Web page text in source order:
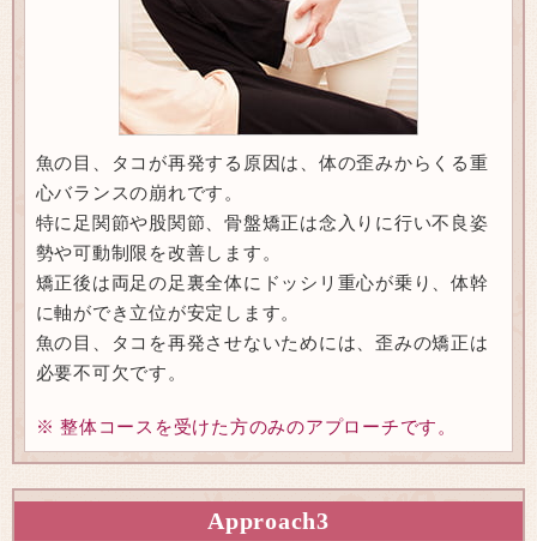
魚の目、タコが再発する原因は、体の歪みからくる重
心バランスの崩れです。
特に足関節や股関節、骨盤矯正は念入りに行い不良姿
勢や可動制限を改善します。
矯正後は両足の足裏全体にドッシリ重心が乗り、体幹
に軸ができ立位が安定します。
魚の目、タコを再発させないためには、歪みの矯正は
必要不可欠です。
※ 整体コースを受けた方のみのアプローチです。
Approach3